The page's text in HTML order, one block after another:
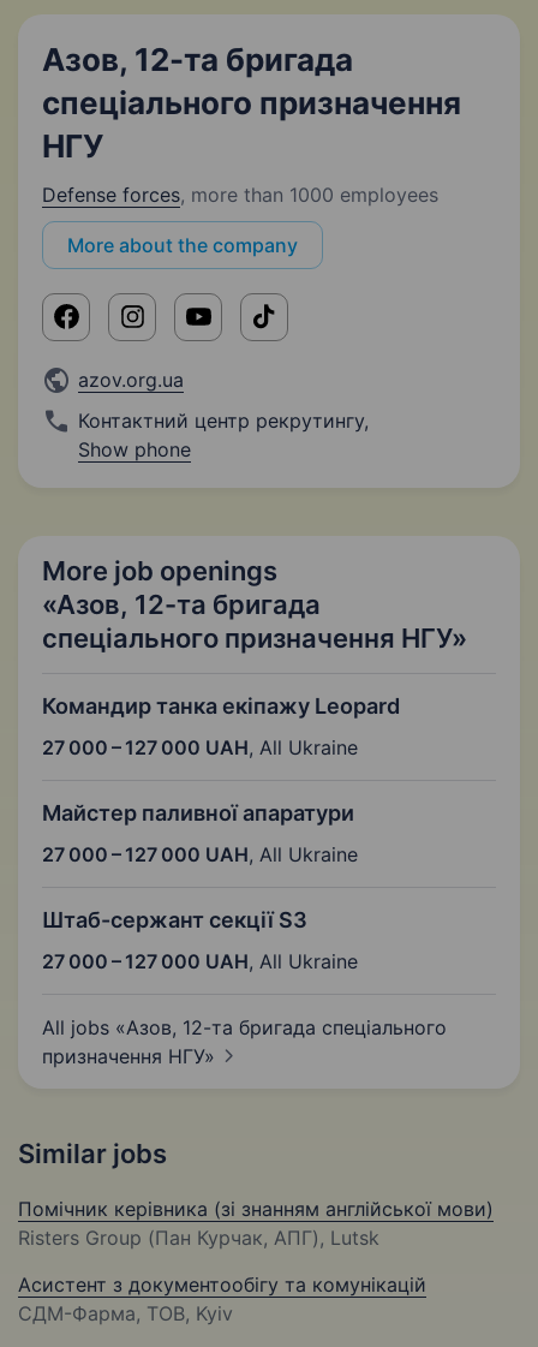
Азов, 12-та бригада
спеціального призначення
НГУ
Defense forces, more than 1000 employees
More about the company
azov.org.ua
Контактний центр рекрутингу,
Show phone
More job openings
«Азов, 12-та бригада
спеціального призначення НГУ»
Командир танка екіпажу Leopard
27 000 – 127 000 UAH, All Ukraine
Майстер паливної апаратури
27 000 – 127 000 UAH, All Ukraine
Штаб-сержант секції S3
27 000 – 127 000 UAH, All Ukraine
All jobs «Азов, 12-та бригада спеціального
призначення НГУ»
Similar jobs
Помічник керівника (зі знанням англійської мови)
Risters Group (Пан Курчак, АПГ), Lutsk
Асистент з документообігу та комунікацій
СДМ-Фарма, ТОВ, Kyiv